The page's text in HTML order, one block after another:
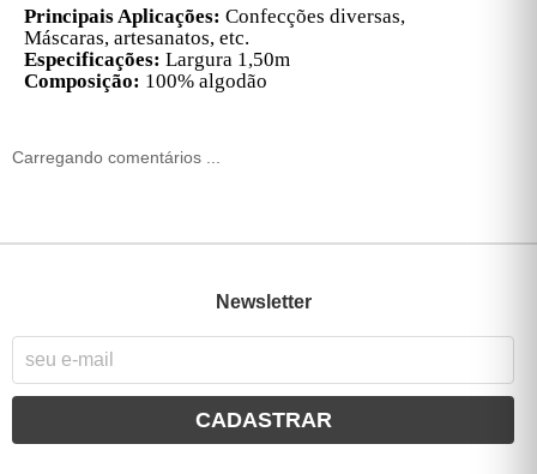
Principais Aplicações: Confecções diversas,
Máscaras, artesanatos, etc.
Especificações: Largura 1,50m
Composição: 100% algodão
Carregando comentários ...
Newsletter
CADASTRAR